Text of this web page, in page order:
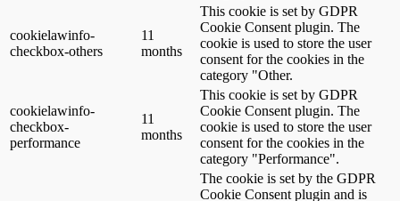
cookielawinfo-
checkbox-others
11
months
This cookie is set by GDPR
Cookie Consent plugin. The
cookie is used to store the user
consent for the cookies in the
category "Other.
cookielawinfo-
checkbox-
performance
11
months
This cookie is set by GDPR
Cookie Consent plugin. The
cookie is used to store the user
consent for the cookies in the
category "Performance".
The cookie is set by the GDPR
Cookie Consent plugin and is